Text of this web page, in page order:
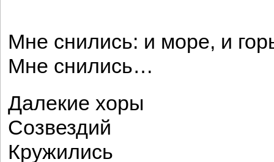
Мне снились: и море, и
Мне снились…
Далекие хоры
Созвездий
Кружились